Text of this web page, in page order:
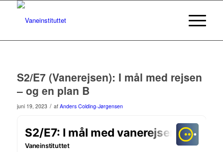
S2/E7 (Vanerejsen): I mål med rejsen
– og en plan B
juni 19, 2023 / af Anders Colding-Jørgensen